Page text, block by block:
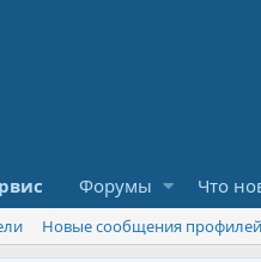
Форумы Что
Новые сообщения профилей